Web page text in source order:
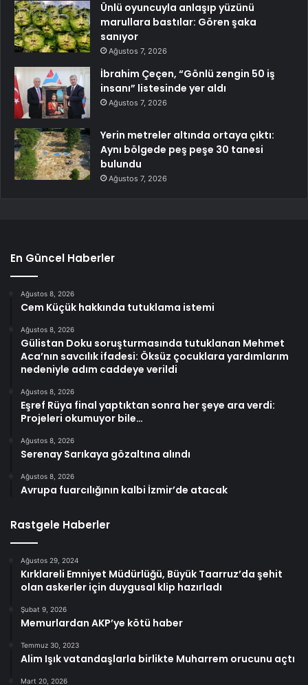
Ünlü oyuncuyla anlaşıp yüzünü
marullara bastılar: Gören şaka
sanıyor
Ağustos 7, 2026
İbrahim Çeçen, “Gönlü zengin 50 iş
insanı” listesinde yer aldı
Ağustos 7, 2026
Yerin metreler altında ortaya çıktı:
Aynı bölgede peş peşe 30 tanesi
bulundu
Ağustos 7, 2026
En Güncel Haberler
Ağustos 8, 2026
Cem Küçük hakkında tutuklama istemi
Ağustos 8, 2026
Gülistan Doku soruşturmasında tutuklanan Mehmet
Aca’nın savcılık ifadesi: Öksüz çocuklara yardımlarım
nedeniyle adım caddeye verildi
Ağustos 8, 2026
Eşref Rüya final yaptıktan sonra her şeye ara verdi:
Projeleri okumuyor bile…
Ağustos 8, 2026
Serenay Sarıkaya gözaltına alındı
Ağustos 8, 2026
Avrupa fuarcılığının kalbi İzmir’de atacak
Rastgele Haberler
Ağustos 29, 2024
Kırklareli Emniyet Müdürlüğü, Büyük Taarruz’da şehit
olan askerler için duygusal klip hazırladı
Şubat 9, 2026
Memurlardan AKP’ye kötü haber
Temmuz 30, 2023
Alim Işık vatandaşlarla birlikte Muharrem orucunu açtı
Mart 20, 2026